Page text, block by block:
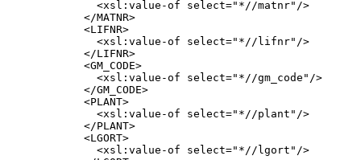
              <xsl:value-of select="*//matnr"/>
            </MATNR>
            <LIFNR>
              <xsl:value-of select="*//lifnr"/>
            </LIFNR>
            <GM_CODE>
              <xsl:value-of select="*//gm_code"/>
            </GM_CODE>
            <PLANT>
              <xsl:value-of select="*//plant"/>
            </PLANT>
            <LGORT>
              <xsl:value-of select="*//lgort"/>